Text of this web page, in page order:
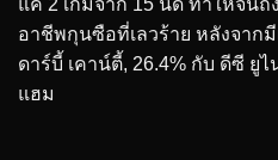
อาชีพกุนซือที่เลวร้าย หลังจาก
ดาร์บี้ เคาน์ตี้, 26.4% กับ ดีซี ยูไ
แฮม